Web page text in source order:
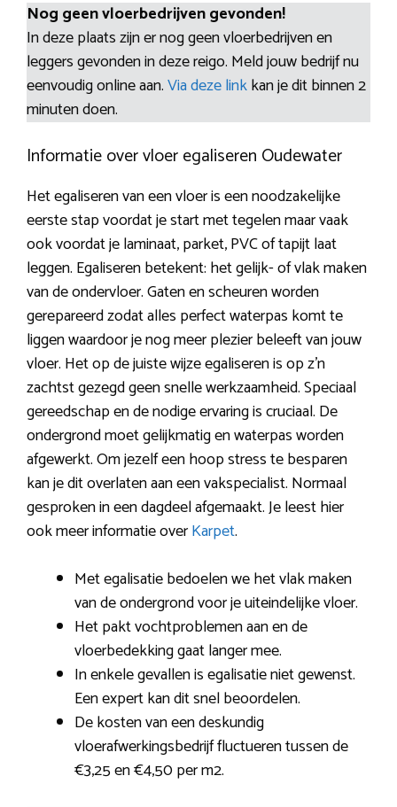
Nog geen vloerbedrijven gevonden!
In deze plaats zijn er nog geen vloerbedrijven en
leggers gevonden in deze reigo. Meld jouw bedrijf nu
eenvoudig online aan.Via deze linkkan je dit binnen 2
minuten doen.
Informatie over vloer egaliseren Oudewater
Het egaliseren van een vloer is een noodzakelijke
eerste stap voordat je start met tegelen maar vaak
ook voordat je laminaat, parket, PVC of tapijt laat
leggen. Egaliseren betekent: het gelijk- of vlak maken
van de ondervloer. Gaten en scheuren worden
gerepareerd zodat alles perfect waterpas komt te
liggen waardoor je nog meer plezier beleeft van jouw
vloer. Het op de juiste wijze egaliseren is op z’n
zachtst gezegd geen snelle werkzaamheid. Speciaal
gereedschap en de nodige ervaring is cruciaal. De
ondergrond moet gelijkmatig en waterpas worden
afgewerkt. Om jezelf een hoop stress te besparen
kan je dit overlaten aan een vakspecialist. Normaal
gesproken in een dagdeel afgemaakt. Je leest hier
ook meer informatie overKarpet.
Met egalisatie bedoelen we het vlak maken
van de ondergrond voor je uiteindelijke vloer.
Het pakt vochtproblemen aan en de
vloerbedekking gaat langer mee.
In enkele gevallen is egalisatie niet gewenst.
Een expert kan dit snel beoordelen.
De kosten van een deskundig
vloerafwerkingsbedrijf fluctueren tussen de
€3,25 en €4,50 per m2.